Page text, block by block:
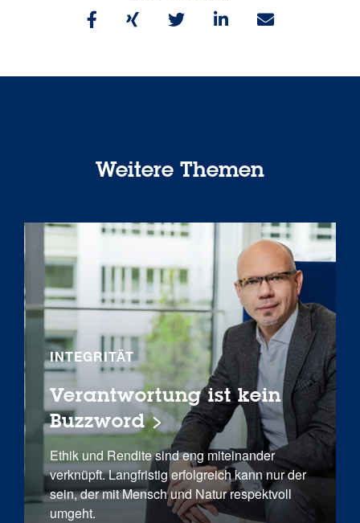
Weitere Themen
INTEGRITÄT
Verantwortung ist kein
Buzzword
Ethik und Rendite sind eng miteinander
verknüpft. Langfristig erfolgreich kann nur der
sein, der mit Mensch und Natur respektvoll
umgeht.